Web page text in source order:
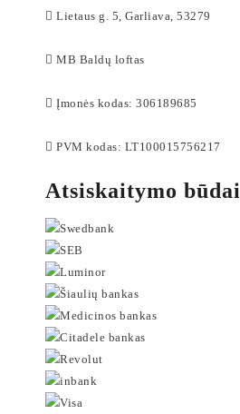
Lietaus g. 5, Garliava, 53279
MB Baldų loftas
Įmonės kodas: 306189685
PVM kodas: LT100015756217
Atsiskaitymo būdai